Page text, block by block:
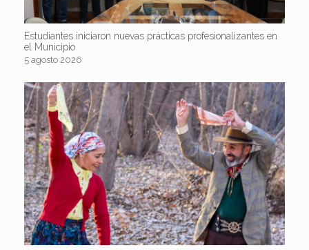
Estudiantes iniciaron nuevas prácticas profesionalizantes en
el Municipio
5 agosto 2026